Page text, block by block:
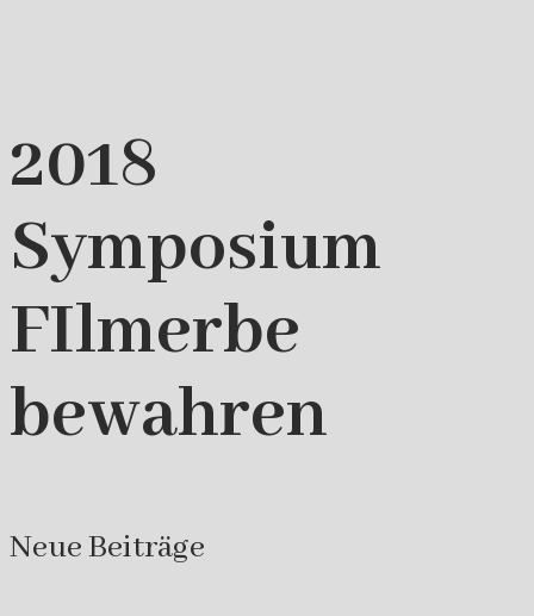
2018
Symposium
FIlmerbe
bewahren
Neue Beiträge